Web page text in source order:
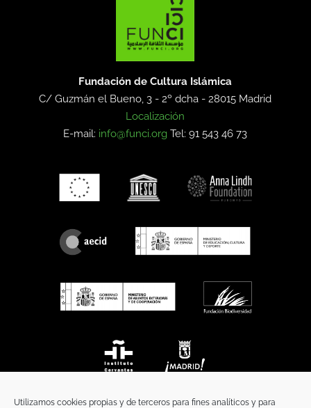
Utilizamos cookies propias y de terceros para fines analíticos y para
Fundación de Cultura Islámica
C/ Guzmán el Bueno, 3 - 2º dcha -28015 Madrid
Localización
E-mail: info@funci.org Tel: 91 543 46 73